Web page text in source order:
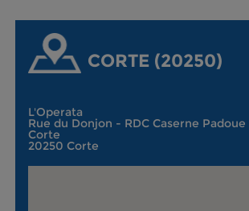
CORTE (20250)
L'Operata
Rue du Donjon - RDC Caserne
Corte
20250 Corte